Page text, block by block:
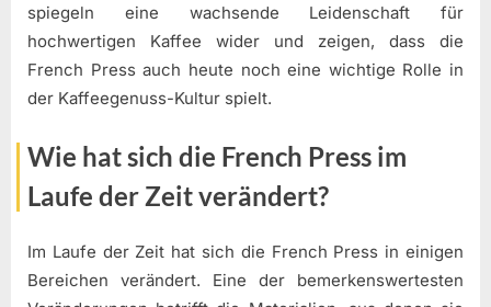
spiegeln eine wachsende Leidenschaft für
hochwertigen Kaffee wider und zeigen, dass die
French Press auch heute noch eine wichtige Rolle in
der Kaffeegenuss-Kultur spielt.
Wie hat sich die French Press im
Laufe der Zeit verändert?
Im Laufe der Zeit hat sich die French Press in einigen
Bereichen verändert. Eine der bemerkenswertesten